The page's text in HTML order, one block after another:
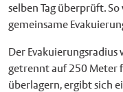
selben Tag überprüft.
gemeinsame
Der
getrennt auf 250 Meter
überlagern, ergibt sich